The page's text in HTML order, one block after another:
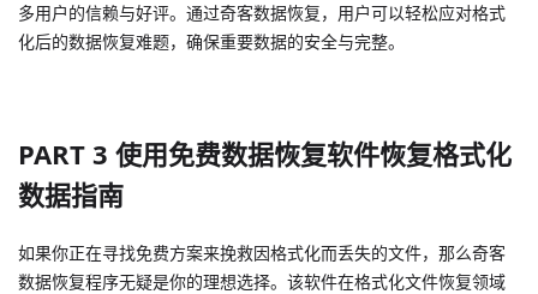
多用户的信赖与好评。通过奇客数据恢复，用户可以轻松应对格式
化后的数据恢复难题，确保重要数据的安全与完整。
PART 3 使用免费数据恢复软件恢复格式化
数据指南
如果你正在寻找免费方案来挽救因格式化而丢失的文件，那么奇客
数据恢复程序无疑是你的理想选择。该软件在格式化文件恢复领域